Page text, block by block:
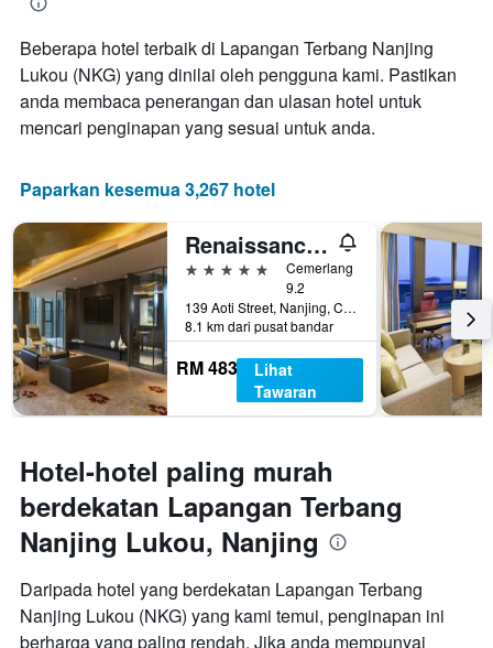
bilangan
sebelum
penginapan
Carta
1
yang
memaparkan
harga
purata
bilik
Beberapa hotel terbaik di Lapangan Terbang Nanjing
Lukou (NKG) yang dinilai oleh pengguna kami. Pastikan
anda membaca penerangan dan ulasan hotel untuk
mencari penginapan yang sesuai untuk anda.
Paparkan kesemua 3,267 hotel
Renaissance Nanjing Olympic Centre Hotel
5 bintang
Cemerlang
9.2
139 Aoti Street, Nanjing, Cina
8.1 km dari pusat bandar
RM 483
Lihat
Tawaran
Hotel-hotel paling murah
berdekatan Lapangan Terbang
Nanjing Lukou, Nanjing
Daripada hotel yang berdekatan Lapangan Terbang
Nanjing Lukou (NKG) yang kami temui, penginapan ini
berharga yang paling rendah. Jika anda mempunyai